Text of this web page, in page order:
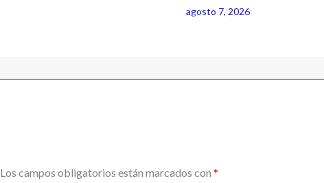
agosto 7, 2026
Los campos obligatorios están marcados con *